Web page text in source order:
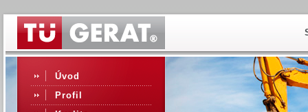
Úvod
Profil